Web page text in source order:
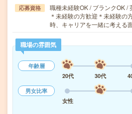
応募資格
職種未経験OK / ブランクOK /
＊未経験の方歓迎＊未経験の
時、キャリアを一緒に考える
職場の雰囲気
年齢層
20代
30代
男女比率
女性